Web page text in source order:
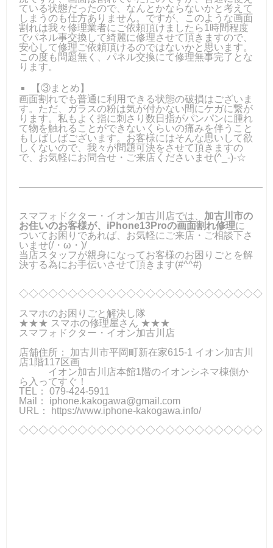
ている状態だったので、なんとかならないかと考えて
しまうのも仕方ありません。ですが、このような画面
割れは我々修理業者にご依頼頂けましたら1時間程度
でパネル事交換して綺麗に修理させて頂きますので、
安心して修理ご依頼頂けるのではないかと思います。
この度も問題無く、パネル交換にて修理無事完了とな
ります。
【③まとめ】
画面割れでも普通に利用できる状態の破損はございま
す。ただ、ガラスの粉は気が付かない間にケガに繋が
ります。私もよく指に刺さり数日指がパンパンに腫れ
て物を触れることができないくらいの痛みを伴うこと
もしばしばございます。お客様にはそんな思いして欲
しくないので、我々が問題可決をさせて頂きますの
で、お気軽にお問合せ・ご来店くださいませ(^_-)-☆
―――――――――――――――――――――――――
スマフォドクター・イオン加古川店では、 加古川市の
お住いのお客様が、iPhone13Proの画面割れ修理に
ついてお困りであれば、お気軽にご来店・ご相談下さ
いませ(/・ω・)/
当店スタッフが親身になってお客様のお困りごとを解
決する為にお手伝いさせて頂きます(#^^#)
◇◇◇◇◇◇◇◇◇◇◇◇◇◇◇◇◇◇◇◇◇◇◇◇◇
スマホのお困りごと解決し隊
★★★ スマホの修理屋さん ★★★
スマフォドクター・イオン加古川店
店舗住所： 加古川市平岡町新在家615-1 イオン加古川
店1階117区画
イオン加古川店本館1階のイオンシネマ棟側か
ら入ってすぐ！
TEL： 079-424-5911
Mail： iphone.kakogawa@gmail.com
URL： https://www.iphone-kakogawa.info/
◇◇◇◇◇◇◇◇◇◇◇◇◇◇◇◇◇◇◇◇◇◇◇◇◇